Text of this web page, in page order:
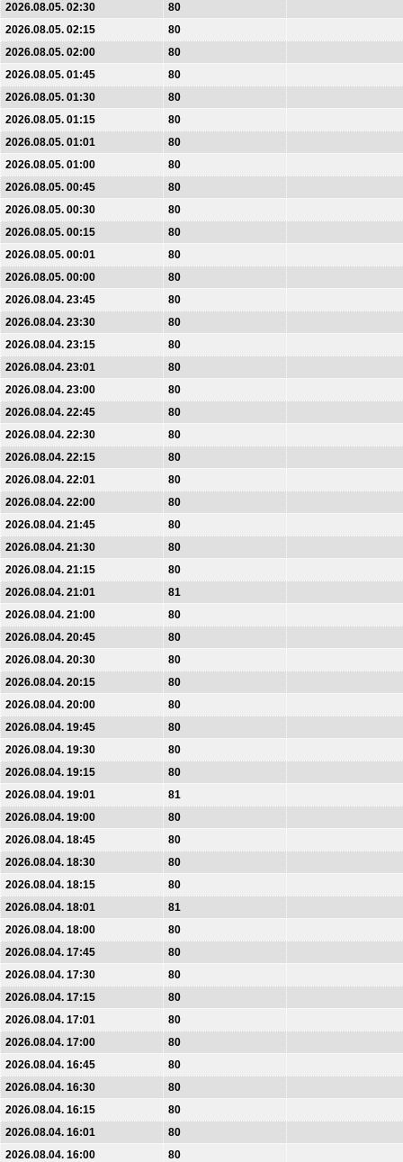
2026.08.05. 02:30
80
2026.08.05. 02:15
80
2026.08.05. 02:00
80
2026.08.05. 01:45
80
2026.08.05. 01:30
80
2026.08.05. 01:15
80
2026.08.05. 01:01
80
2026.08.05. 01:00
80
2026.08.05. 00:45
80
2026.08.05. 00:30
80
2026.08.05. 00:15
80
2026.08.05. 00:01
80
2026.08.05. 00:00
80
2026.08.04. 23:45
80
2026.08.04. 23:30
80
2026.08.04. 23:15
80
2026.08.04. 23:01
80
2026.08.04. 23:00
80
2026.08.04. 22:45
80
2026.08.04. 22:30
80
2026.08.04. 22:15
80
2026.08.04. 22:01
80
2026.08.04. 22:00
80
2026.08.04. 21:45
80
2026.08.04. 21:30
80
2026.08.04. 21:15
80
2026.08.04. 21:01
81
2026.08.04. 21:00
80
2026.08.04. 20:45
80
2026.08.04. 20:30
80
2026.08.04. 20:15
80
2026.08.04. 20:00
80
2026.08.04. 19:45
80
2026.08.04. 19:30
80
2026.08.04. 19:15
80
2026.08.04. 19:01
81
2026.08.04. 19:00
80
2026.08.04. 18:45
80
2026.08.04. 18:30
80
2026.08.04. 18:15
80
2026.08.04. 18:01
81
2026.08.04. 18:00
80
2026.08.04. 17:45
80
2026.08.04. 17:30
80
2026.08.04. 17:15
80
2026.08.04. 17:01
80
2026.08.04. 17:00
80
2026.08.04. 16:45
80
2026.08.04. 16:30
80
2026.08.04. 16:15
80
2026.08.04. 16:01
80
2026.08.04. 16:00
80